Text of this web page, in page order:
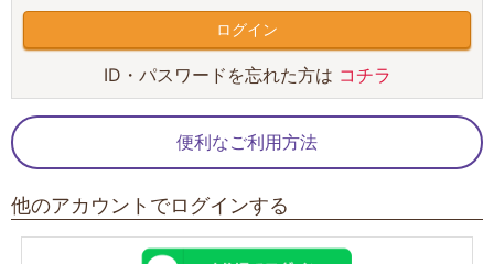
ID・パスワードを忘れた方は コチラ
便利なご利用方法
他のアカウントでログインする